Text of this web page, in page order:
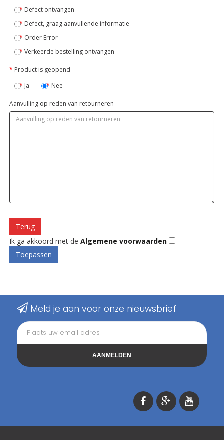
Defect ontvangen
Defect, graag aanvullende informatie
Order Error
Verkeerde bestelling ontvangen
Product is geopend
Ja
Nee
Aanvulling op reden van retourneren
Terug
Ik ga akkoord met deAlgemene voorwaarden
Meld je aan voor onze nieuwsbrief
AANMELDEN